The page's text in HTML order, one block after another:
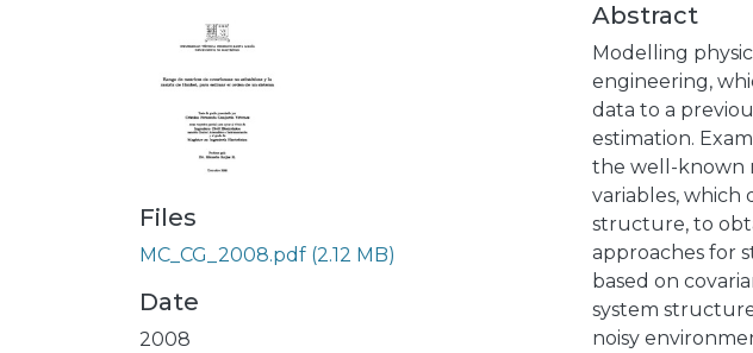
Files
MC_CG_2008.pdf (2.12 MB)
Date
2008
Abstract
Modelling
engineering,
data to a
estimation.
the well-known
variables, which
structure, to
approaches for
based on
system
noisy